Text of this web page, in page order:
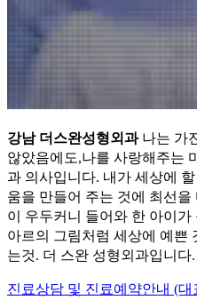
강남 더스완성형외과 나는 가
않았음에도,나를 사랑해주는
과 의사입니다. 내가 세상에
움을 만들어 주는 것에 최선
이 우두커니 들어와 한 아이
아르의 그림처럼 세상에 예쁜
는것. 더 스완 성형외과입니다.
진료상담 및 진료예약안내 (대